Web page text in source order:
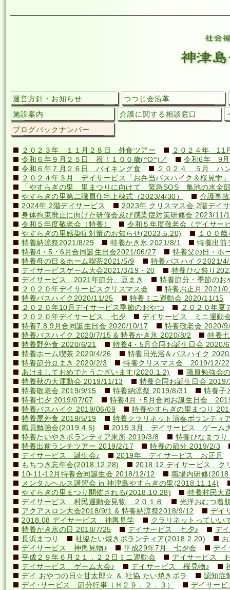
運営方針・お知らせ
つつじ会沿革
施設案内
介護に関する相談窓口
ブログバックナンバー
２０２３年 １１月２８日 外食ツアー
２０２４年 11
令和６年９月２５日 祝！１００歳(^O^)／
令和6年 9
令和６年７月２６日 バイキング食
２０２４ ５月 ハ
２０２４年３月 デイサービス「お弁当バスハイク＆桜見学」
「やすらぎの里 里まつりに向けて 緊急SOS 亀池の水全
やすらぎの里第二職員住宅上棟式（2023/4/30）
介護事
2024年 2階デイサービス
2023年 クリスマス会 2階デイ
身体拘束廃止に向けた研修会及び感染症対策研修会 2023/11/
令和５年度敬老会（特養）
令和５年度敬老会（デイサー
やすらぎの里感染症対策のお知らせ(2023.5.20)
１００
特養納涼祭2021/8/29
特養かき氷 2021/8/1
特養出前
特養4・5・6月合同誕生日会2021/06/27
特養父の日・ホ
特養母の日＆ホーム喫茶2021/5/9
特養バスハイク2021/
デイサービスゲーム大会2021/3/19・20
特養ひな祭り
デイサービス 2021年節分、豆まき
特養節分・季節の
２０２０年デイサービスクリスマス会
特養お正月 2021/
特養バスハイク2020/11/25
特養ミニ運動会 2020/11/15
２０２０年10月デイサービス季節のおやつ
２０２０年夏
２０２０年デイサービス 七夕
デイサービス ミニ運動
特養7.8.9月合同誕生日会 2020/10/17
特養敬老会 2020/
特養バスハイク 2020/7/15 & 特養かき氷 2020/8/2
特養
特養野外食 2020/6/21
特養4・5月合同お誕生日会 2020/
特養ホーム喫茶 2020/4/26
特養日光浴＆バスハイク
特養節分豆まき 2020/2/3
特養クリスマス会 2019/12/22
あけましておめでとうございます(2020.1.2)
職員勉強会
特養秋の大運動会 2019/11/13
特養合同お誕生日会
特養敬老会 2019/9/15
特養納涼祭 2019/8/31
特養子
特養七夕 2019/07/07
特養4月・5月合同お誕生日会
特養バスハイク 2019/06/09
特養やすらぎの里まつり
特養屋外食 2019/5/19
特養クラリネット演奏ボランティ
職員勉強会(2019.4.5)
2019.3月 デイサービス ゲーム
特養たいやきボランティア来所 2019/3/8
特養ひなまつ
特養出前ランチツアー 2019/2/17
特養の節分 2019/2/3
デイサービス 誕生会♪
2019年 デイサービス お正月
もちつき忘年会(2018.12.28)
2018.12 デイサービス ク
10-11-12月特養合同誕生会 2018/12/12
職場内研修
メンタルヘルス講習会 in 神津島やすらぎの里(2018.11.14)
やすらぎの里まつり開催される(2018.10.28)
特養村民大
デイサービス 村民運動会見物 ２０１８
光洋おむつ着
アクアスロン大会2018/9/1 & 特養納涼祭2018/9/12
デイ
2018.08 デイサービス 神輿見学
クラリネットってい
特養かき氷の日 2018/7/25
デイサービス 七夕♪
デ
長浜まつり
社協たい焼きボランティア(2018.2.20)
デイサービス 神輿見物♪
平成29年7月 七夕会
デイ
平成２９年６月２１．２２日ミニ運動会
デイサービス
デイサービス ゲーム大会♪
デイサービス 桜見物♪
デイ おやつの日☆甘太郎☆ ＆ 社協 たい焼きボラ
認知症
デイ･サービス 節分行事（Ｈ２９．２．３）
デイサー